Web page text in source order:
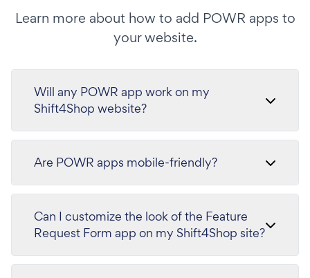
Learn more about how to add POWR apps to
your website.
Will any POWR app work on my
Shift4Shop website?
Are POWR apps mobile-friendly?
Can I customize the look of the Feature
Request Form app on my Shift4Shop site?